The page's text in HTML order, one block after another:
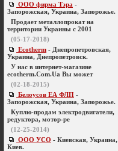
ООО фирма Тэра -
Запорожская, Украина, Запорожье.
Продает металлопрокат на
территории Украины с 2001
(05-17-2018)
Ecotherm - Днепропетровская,
Украина, Днепропетровск.
У нас в интернет-магазине
ecotherm.Com.Ua Вы может
(02-18-2015)
Белоусов ЕА ФЛП -
Запорожская, Украина, Запорожье.
Куплю-продам электродвигатели,
редуктора, мотор-ре
(12-25-2014)
ООО УСО - Киевская, Украина,
Киев.